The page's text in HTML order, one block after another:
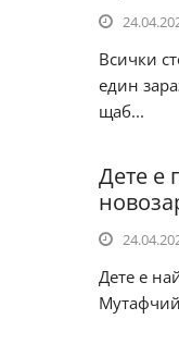
Всички
един
щаб...
Дете е
Дете е